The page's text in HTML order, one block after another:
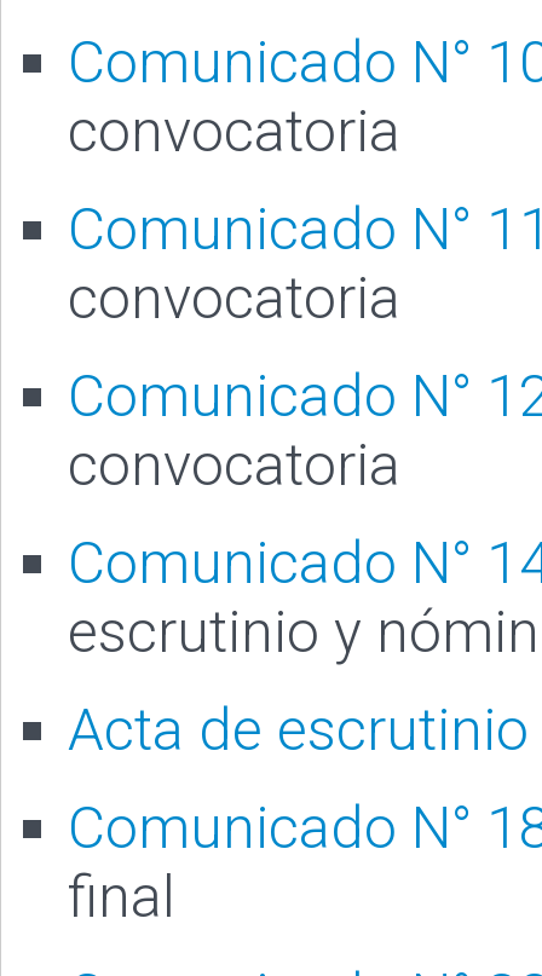
Comunicado N°
convocatoria
Comunicado N°
convocatoria
Comunicado N°
convocatoria
Comunicado N°
escrutinio y
Acta de escrutinio
Comunicado N°
final